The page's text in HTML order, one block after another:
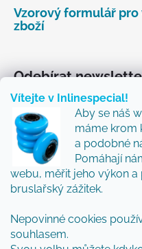
Vítejte v Inlinespecial!
Aby se náš
máme krom
a podobné
Pomáhají
webu, měřit jeho výkon
bruslařský zážitek.
Nepovinné cookies
souhlasem.
Vzorový formulář
zboží
Odebírat
Vložte svůj e-mail a my
o nových produktech na
Přidejte se k nám a my
novinky a tipy.
E-mail
Vložením e-mailu
ochrany osobních